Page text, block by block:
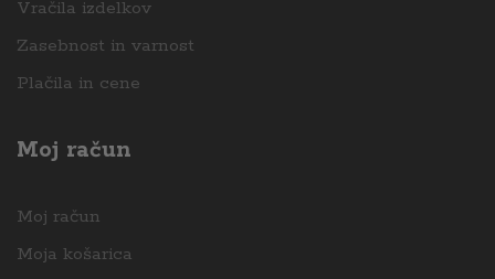
Vračila izdelkov
Zasebnost in varnost
Plačila in cene
Moj račun
Moj račun
Moja košarica